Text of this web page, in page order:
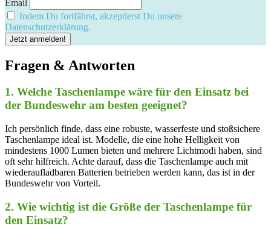
Email
Indem Du fortfährst, akzeptierst Du unsere
Datenschutzerklärung.
Fragen & Antworten
1. Welche‌ Taschenlampe wäre ⁢für den Einsatz bei⁣
der Bundeswehr am besten ⁣geeignet?
Ich persönlich finde, dass ⁣eine robuste, wasserfeste und stoßsichere‍
Taschenlampe ⁢ideal ist. Modelle,‌ die⁤ eine hohe Helligkeit von
mindestens 1000 Lumen bieten ‌und mehrere Lichtmodi haben, sind
oft sehr hilfreich. Achte darauf, dass ⁢die Taschenlampe auch mit
wiederaufladbaren Batterien betrieben werden kann,‌ das ist in der
Bundeswehr von⁢ Vorteil.
2. Wie wichtig ist die Größe‍ der Taschenlampe für
den Einsatz?